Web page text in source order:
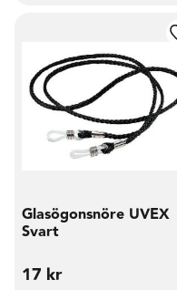
Glasögonsnöre UVEX
Svart
17 kr